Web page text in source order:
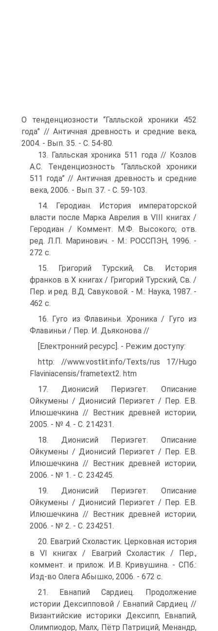
О тенденциозности “Галльской хроники 452
года” // Античная древность и средние века,
2004. - Вып. 35. - С. 54-80.
13. Галльская хроника 511 года // Козлов
А.С. Тенденциозность “Галльской хроники
511 года” // Античная древность и средние
века, 2006. - Вып. 37. - С. 59-103.
14. Геродиан. История императорской
власти после Марка Аврелия в VIII книгах /
Геродиан / Коммент. М.Ф. Высокого; отв.
ред. Л.П. Маринович. - М.: РОССПЭН, 1996. -
272 с.
15. Григорий Турский, Св. История
франков в Х книгах / Григорий Турский, Св. /
Пер. и ред. В.Д. Савуковой. - М.: Наука, 1987. -
462 с.
16. Гуго из Флавиньи. Хроника / Гуго из
Флавиньи / Пер. И. Дьяконова //
[Електронний ресурс]. - Режим доступу:
http: //www.vostlit.info/Texts/rus 17/Hugo
Flaviniacensis/frametext2. htm
17. Дионисий Периэгет. Описание
Ойкумены / Дионисий Периэгет / Пер. Е.В.
Илюшечкина // Вестник древней истории,
2005. - № 4. - С. 214231.
18. Дионисий Периэгет. Описание
Ойкумены / Дионисий Периэгет / Пер. Е.В.
Илюшечкина // Вестник древней истории,
2006. - № 1. - С. 234245.
19. Дионисий Периэгет. Описание
Ойкумены / Дионисий Периэгет / Пер. Е.В.
Илюшечкина // Вестник древней истории,
2006. - № 2. - С. 234251.
20. Евагрий Схоластик. Церковная история
в VI книгах / Евагрий Схоластик / Пер.,
коммент. и прилож. И.В. Кривушина. - СПб.:
Изд-во Олега Абышко, 2006. - 672 с.
21. Евнапий Сардиец. Продолжение
истории Дексипповой / Евнапий Сардиец //
Византийские историки Дексипп, Евнапий,
Олимпиодор, Малх, Пётр Патриций, Менандр,